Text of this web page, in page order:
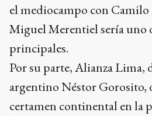
el mediocampo con
Miguel Merentiel sería uno
principales.
Por su parte, Alianza
argentino Néstor Gorosito,
certamen continental en la